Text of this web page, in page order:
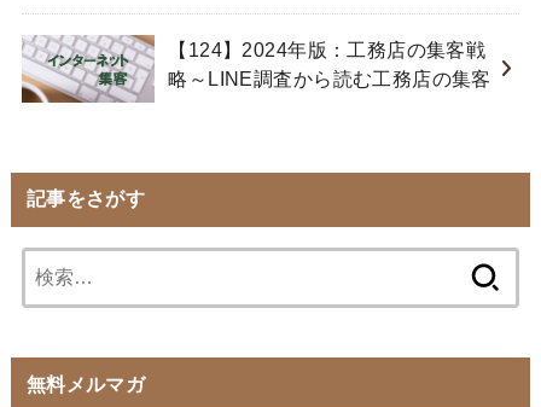
【124】2024年版：工務店の集客戦
略～LINE調査から読む工務店の集客
記事をさがす
索:
無料メルマガ